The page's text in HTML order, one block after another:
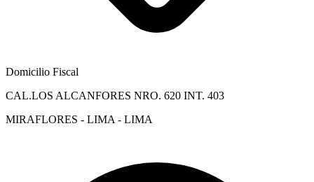
Domicilio Fiscal
CAL.LOS ALCANFORES NRO. 620 INT. 403
MIRAFLORES - LIMA - LIMA